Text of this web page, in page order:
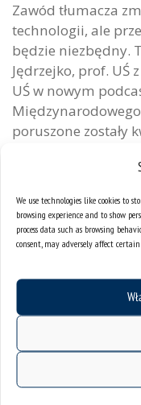
We use technologies like cookies to
browsing experience and to show
process data such as browsing
consent, may adversely affect
Zawód tłumacza
technologii, ale
będzie niezbędny.
Jędrzejko, prof. UŚ
UŚ w nowym
poruszone zostały
Jędrzejko
kategorie:nietypowe święta